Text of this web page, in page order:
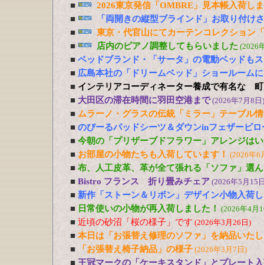
■
2026東京発信「OMBRE」見本帳入荷し
■
「両開きの縦型ブラインド」お取り付け
■
東京・代官山にてカーテンコレクション
■
店内のピアノ調整してもらいました (2026
■ ベッドブランド・「サータ」の電動ベッドも
■ 広島本社の「ドリームベッド」ショールーム
■ インテリアコーディネーター養成で有名な
■ 大田区の滞在時間に羽田空港まで(2026年7月8日)
■ ムラーノ・グラスの伝統「ミラー」テーブル
■ のびーるパッドシーツ＆ダウンinフェザーピ
■ 今朝の「プリザーブドフラワー」アレンジは
■ お部屋の小物たちも入荷しています！ (2026年6
■ 布、人工皮革、革が全て張れる「ソファ」選
■ Bistro フランス 折り畳みチェア (2026年5月15
■ 新作「ストーン＆リボン」デザイン小物入荷
■ 日常使いの小物が再入荷しました！ (2026年4月
■ 近頃の砂沼「桜の様子」です (2026年3月26日)
■ 本日は「お張替え修理のソファ」を納品いた
■
「お張替え椅子納品」の様子 (2026年3月7日)
■ 王冠マークの「ケーキスタンド」とプレート